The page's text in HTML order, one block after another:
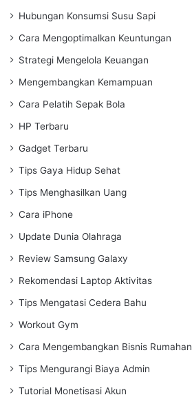
Hubungan Konsumsi Susu Sapi
Cara Mengoptimalkan Keuntungan
Strategi Mengelola Keuangan
Mengembangkan Kemampuan
Cara Pelatih Sepak Bola
HP Terbaru
Gadget Terbaru
Tips Gaya Hidup Sehat
Tips Menghasilkan Uang
Cara iPhone
Update Dunia Olahraga
Review Samsung Galaxy
Rekomendasi Laptop Aktivitas
Tips Mengatasi Cedera Bahu
Workout Gym
Cara Mengembangkan Bisnis Rumahan
Tips Mengurangi Biaya Admin
Tutorial Monetisasi Akun